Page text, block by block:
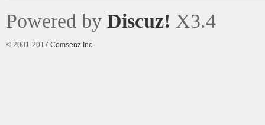
Powered by Discuz! X3.4
© 2001-2017 Comsenz Inc.